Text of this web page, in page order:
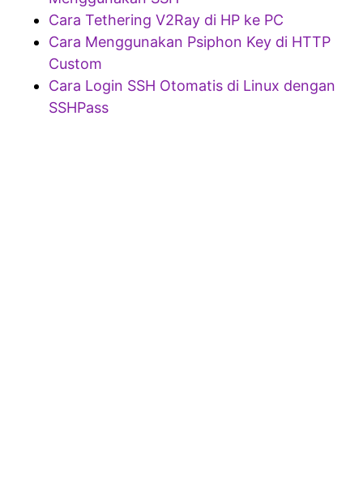
Cara Tethering V2Ray di HP ke PC
Cara Menggunakan Psiphon Key di HTTP
Custom
Cara Login SSH Otomatis di Linux dengan
SSHPass